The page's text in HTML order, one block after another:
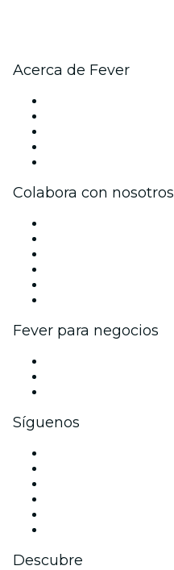
Acerca de Fever
Colabora con nosotros
Fever para negocios
Síguenos
Descubre